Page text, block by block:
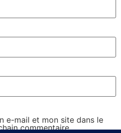
e-mail et mon site dans le
commentaire.